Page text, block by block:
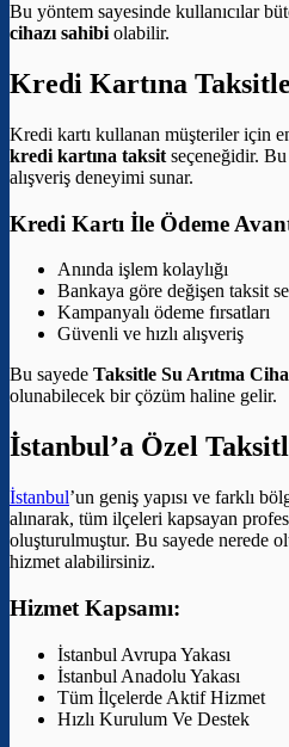
Bu yöntem sayesinde kullanıcılar
cihazı sahibi olabilir.
Kredi Kartına
Kredi kartı kullanan müşteriler için
kredi kartına taksit seçeneğidir.
alışveriş deneyimi sunar.
Kredi Kartı İle Ödeme
Anında işlem kolaylığı
Bankaya göre değişen taksit
Kampanyalı ödeme fırsatları
Güvenli ve hızlı alışveriş
Bu sayede Taksitle Su Arıtma
olunabilecek bir çözüm haline gelir.
İstanbul’a Özel
İstanbul’un geniş yapısı ve farklı
alınarak, tüm ilçeleri kapsayan
oluşturulmuştur. Bu sayede nerede
hizmet alabilirsiniz.
Hizmet Kapsamı:
İstanbul Avrupa Yakası
İstanbul Anadolu Yakası
Tüm İlçelerde Aktif Hizmet
Hızlı Kurulum Ve Destek